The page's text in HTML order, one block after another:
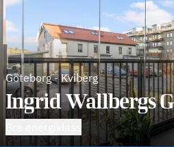
Göteborg-Kviberg
Ingrid Wallbergs